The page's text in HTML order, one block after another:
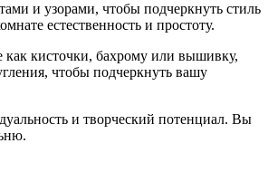
и узорами, чтобы подчеркнуть стиль
естественность и простоту.
как кисточки, бахрому или вышивку,
чтобы подчеркнуть вашу
и творческий потенциал. Вы